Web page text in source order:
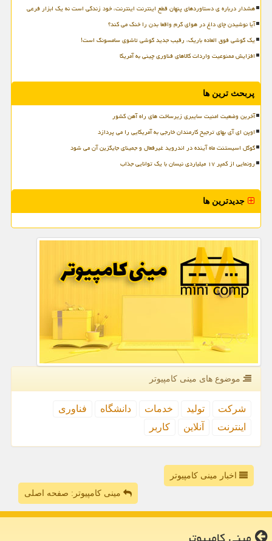
هشدار درباره ی دستاوردهای پنهان قطع اینترنت اینترنت، خود زندگی است نه یک ابزار فرعی
آیا نوشیدن چای داغ در هوای گرم واقعا بدن را خنک می کند؟
یک گوشی فوق العاده باریک، رقیب جدید گوشی تاشوی سامسونگ است!
افزایش ممنوعیت واردات کالاهای فناوری چینی به آمریکا
پربحث ترین ها
آخرین وضعیت امنیت سایبری زیرساخت های راه آهن کشور
اوپن ای آی بهای ترجیح کارمندان خارجی به آمریکایی را می پردازد
گوگل اسیستنت ماه آینده در اندروید غیرفعال و جمینای جایگزین آن می شود
رونمایی از کمپر ۱۷ میلیاردی نیسان با یک توانایی جذاب
جدیدترین ها
موضوع های مینی كامپیوتر
شركت تولید خدمات دانشگاه
فناوری
اینترنت
آنلاین كاربر
اخبار مینی کامپیوتر
مینی کامپیوتر: صفحه اصلی